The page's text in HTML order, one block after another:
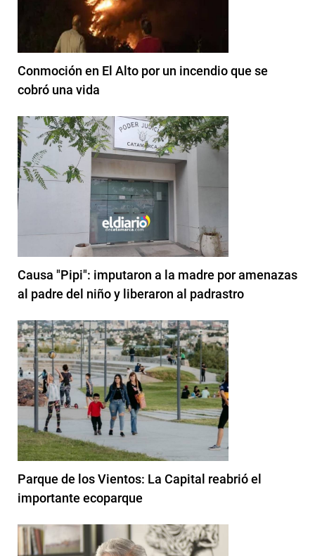
Conmoción en El Alto por un incendio que se
cobró una vida
Causa "Pipi": imputaron a la madre por amenazas
al padre del niño y liberaron al padrastro
Parque de los Vientos: La Capital reabrió el
importante ecoparque